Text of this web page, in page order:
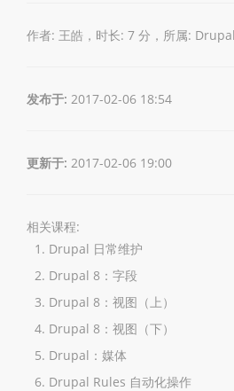
作者: 王皓，时长: 7 分，所属: Drupal
发布于: 2017-02-06 18:54
更新于: 2017-02-06 19:00
相关课程:
Drupal 日常维护
Drupal 8：字段
Drupal 8：视图（上）
Drupal 8：视图（下）
Drupal：媒体
Drupal Rules 自动化操作